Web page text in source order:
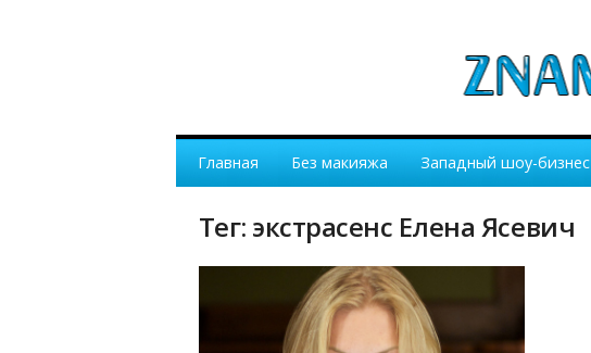
Главная Без макияжа Западный шоу-бизнес
Тег: экстрасенс Елена Ясевич